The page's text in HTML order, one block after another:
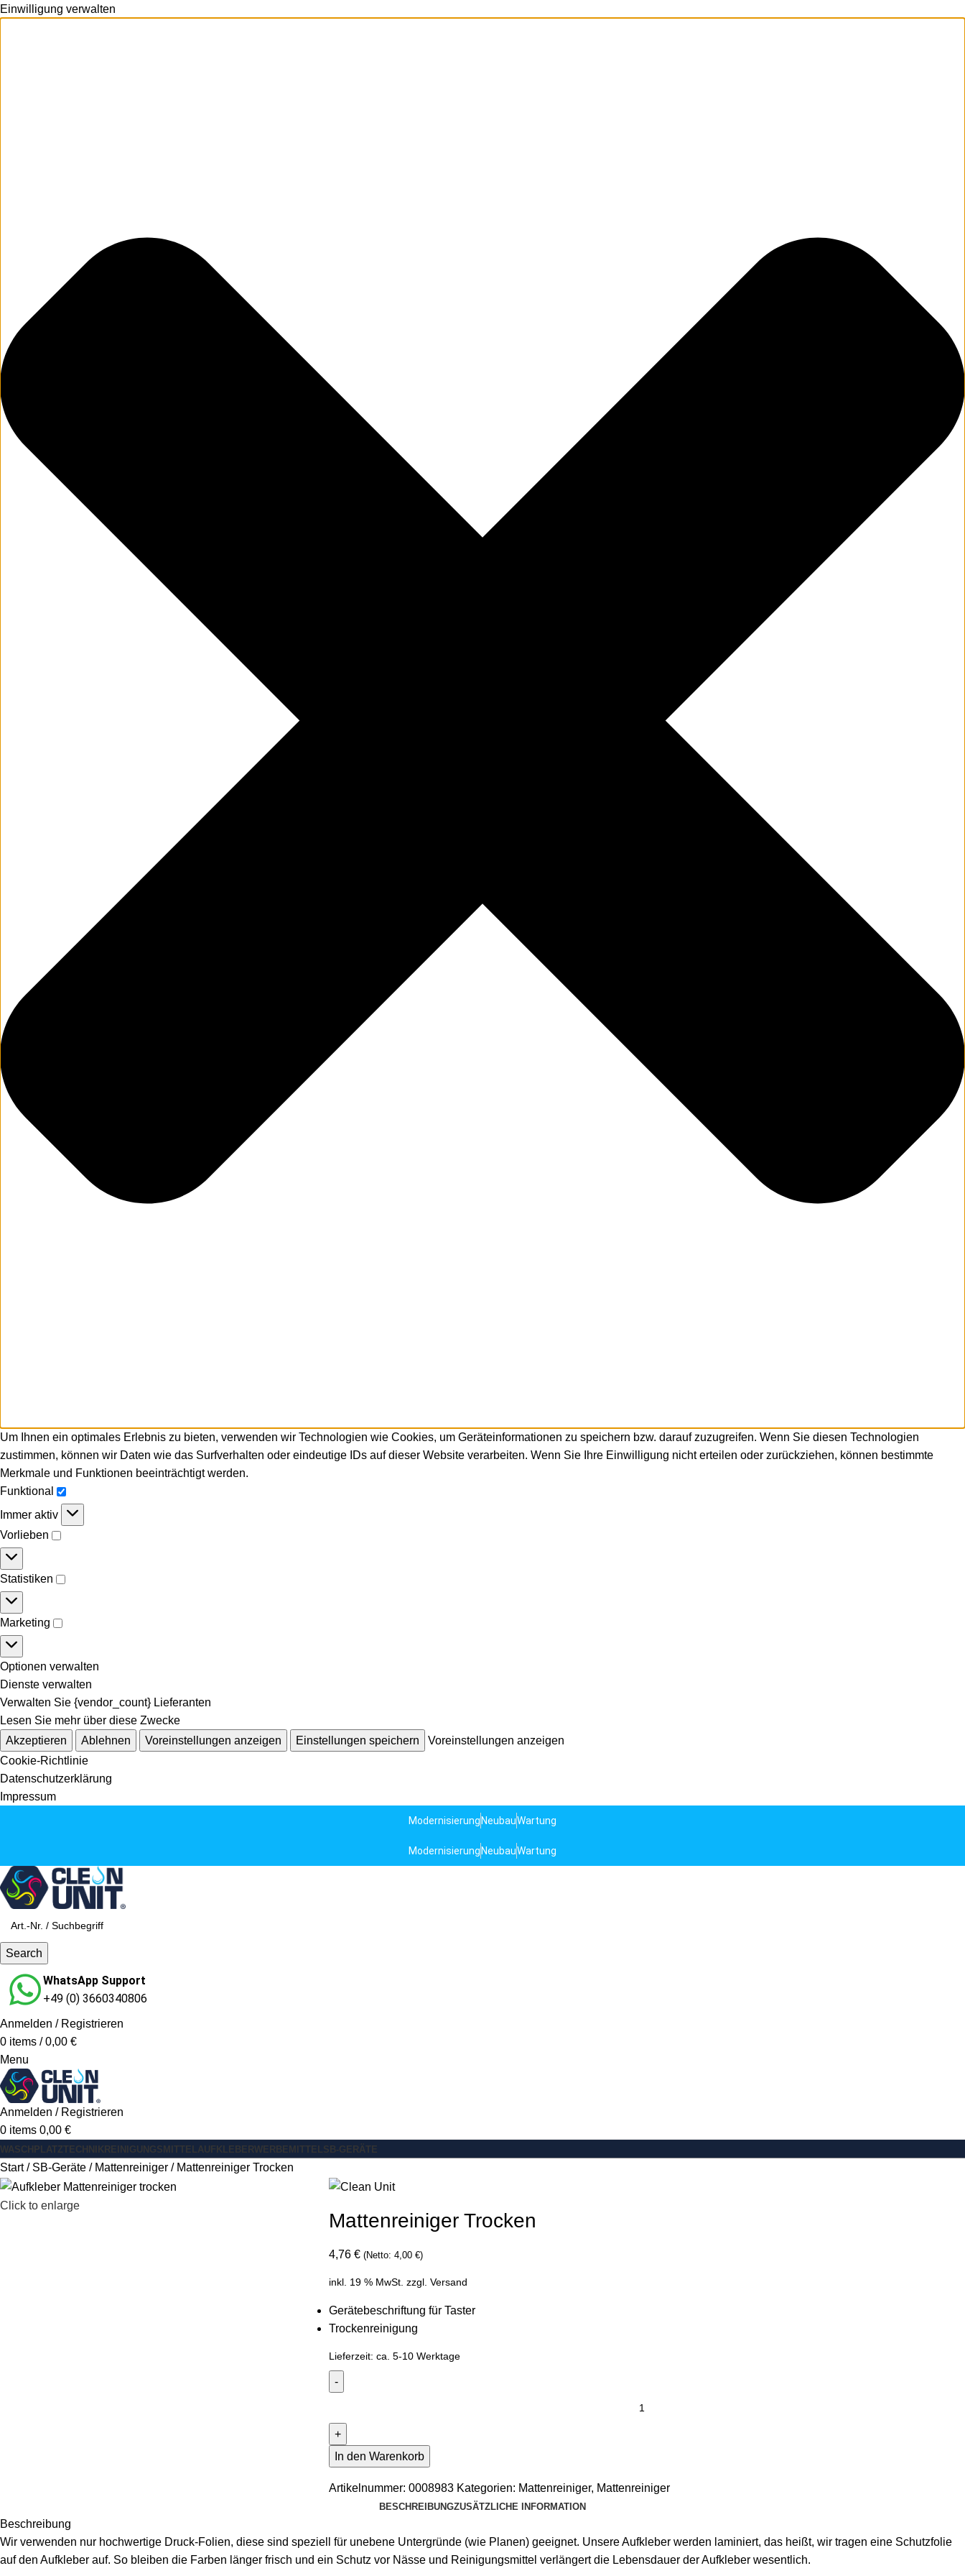
Einwilligung verwalten
Um Ihnen ein optimales Erlebnis zu bieten, verwenden wir Technologien wie Cookies, um Geräteinformationen zu speichern bzw. darauf zuzugreifen. Wenn Sie diesen Technologien
zustimmen, können wir Daten wie das Surfverhalten oder eindeutige IDs auf dieser Website verarbeiten. Wenn Sie Ihre Einwilligung nicht erteilen oder zurückziehen, können bestimmte
Merkmale und Funktionen beeinträchtigt werden.
Funktional
Immer aktiv
Vorlieben
Statistiken
Marketing
Optionen verwalten
Dienste verwalten
Verwalten Sie {vendor_count} Lieferanten
Lesen Sie mehr über diese Zwecke
Akzeptieren
Ablehnen Voreinstellungen anzeigen Einstellungen speichern
Voreinstellungen anzeigen
Cookie-Richtlinie
Datenschutzerklärung
Impressum
Modernisierung NeubauWartung
Modernisierung NeubauWartung
Search
WhatsApp Support
+49 (0) 3660340806
Anmelden / Registrieren
0 items / 0,00 €
Menu
Anmelden / Registrieren
0 items 0,00 €
WASCHPLATZTECHNIK REINIGUNGSMITTELAUFKLEBERWERBEMITTELSB-GERÄTE
Start SB-Geräte Mattenreiniger Mattenreiniger Trocken
Click to enlarge
Mattenreiniger Trocken
4,76 € (Netto: 4,00 €)
inkl. 19 % MwSt. zzgl. Versand
Gerätebeschriftung für Taster
Trockenreinigung
Lieferzeit: ca. 5-10 Werktage
In den Warenkorb
Artikelnummer: 0008983 Kategorien: Mattenreiniger, Mattenreiniger
BESCHREIBUNGZUSÄTZLICHE INFORMATION
Beschreibung
Wir verwenden nur hochwertige Druck-Folien, diese sind speziell für unebene Untergründe (wie Planen) geeignet. Unsere Aufkleber werden laminiert, das heißt, wir tragen eine Schutzfolie
auf den Aufkleber auf. So bleiben die Farben länger frisch und ein Schutz vor Nässe und Reinigungsmittel verlängert die Lebensdauer der Aufkleber wesentlich.